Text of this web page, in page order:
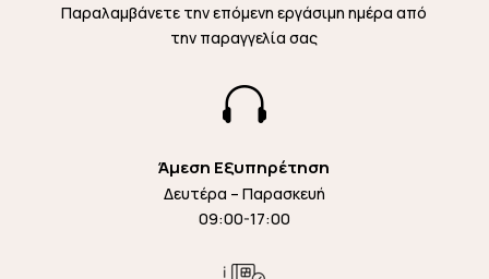
Παραλαμβάνετε την επόμενη εργάσιμη ημέρα από
την παραγγελία σας

Άμεση Εξυπηρέτηση
Δευτέρα – Παρασκευή
09:00-17:00